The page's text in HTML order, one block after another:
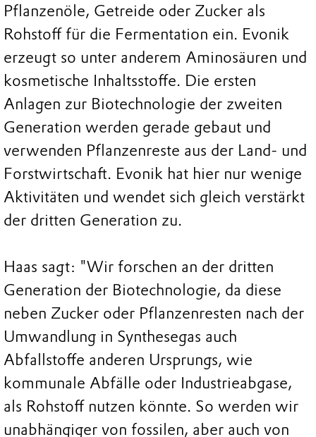
Pflanzenöle, Getreide oder Zucker als
Rohstoff für die Fermentation ein. Evonik
erzeugt so unter anderem Aminosäuren und
kosmetische Inhaltsstoffe. Die ersten
Anlagen zur Biotechnologie der zweiten
Generation werden gerade gebaut und
verwenden Pflanzenreste aus der Land- und
Forstwirtschaft. Evonik hat hier nur wenige
Aktivitäten und wendet sich gleich verstärkt
der dritten Generation zu.
Haas sagt: "Wir forschen an der dritten
Generation der Biotechnologie, da diese
neben Zucker oder Pflanzenresten nach der
Umwandlung in Synthesegas auch
Abfallstoffe anderen Ursprungs, wie
kommunale Abfälle oder Industrieabgase,
als Rohstoff nutzen könnte. So werden wir
unabhängiger von fossilen, aber auch von